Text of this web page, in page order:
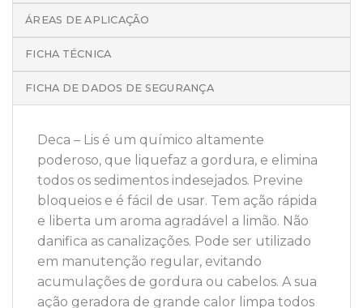
ÁREAS DE APLICAÇÃO
FICHA TÉCNICA
FICHA DE DADOS DE SEGURANÇA
Deca – Lis é um químico altamente
poderoso, que liquefaz a gordura, e elimina
todos os sedimentos indesejados. Previne
bloqueios e é fácil de usar. Tem ação rápida
e liberta um aroma agradável a limão. Não
danifica as canalizações. Pode ser utilizado
em manutenção regular, evitando
acumulações de gordura ou cabelos. A sua
ação geradora de grande calor limpa todos